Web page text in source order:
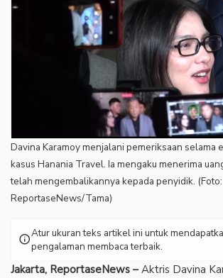
Davina Karamoy menjalani pemeriksaan selama
kasus Hanania Travel. Ia mengaku menerima
telah mengembalikannya kepada penyidik. (Foto:
ReportaseNews/Tama)
infoAtur ukuran teks artikel ini untuk
pengalaman membaca terbaik.
Jakarta, ReportaseNews –Aktris Davina